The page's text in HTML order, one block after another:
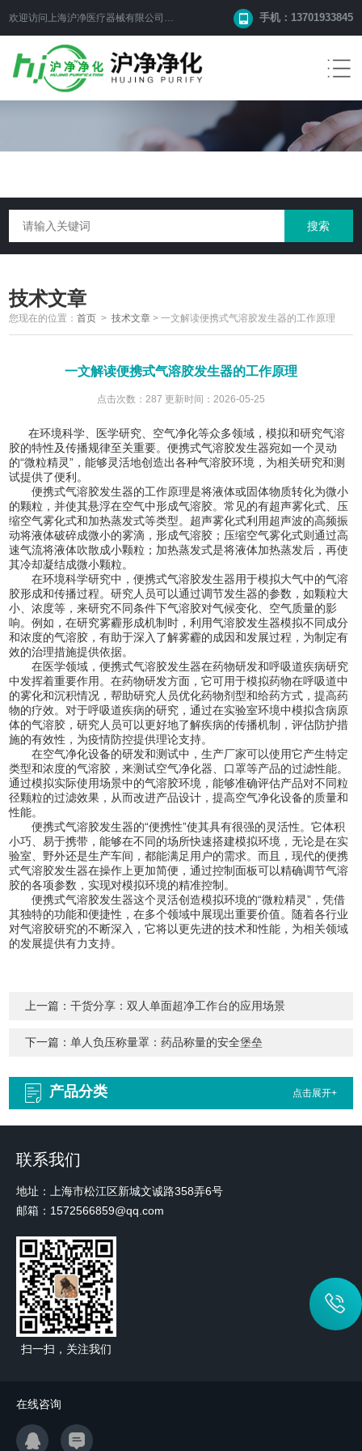
欢迎访问上海沪净医疗器械有限公司网站！ 手机：13701933845
技术文章
您现在的位置：首页 >技术文章 >一文解读便携式气溶胶发生器的工作原理
一文解读便携式气溶胶发生器的工作原理
点击次数：287 更新时间：2026-05-25
在环境科学、医学研究、空气净化等众多领域，模拟和研究气溶
胶的特性及传播规律至关重要。便携式气溶胶发生器宛如一个灵动
的“微粒精灵”，能够灵活地创造出各种气溶胶环境，为相关研究和测
试提供了便利。
便携式气溶胶发生器的工作原理是将液体或固体物质转化为微小
的颗粒，并使其悬浮在空气中形成气溶胶。常见的有超声雾化式、压
缩空气雾化式和加热蒸发式等类型。超声雾化式利用超声波的高频振
动将液体破碎成微小的雾滴，形成气溶胶；压缩空气雾化式则通过高
速气流将液体吹散成小颗粒；加热蒸发式是将液体加热蒸发后，再使
其冷却凝结成微小颗粒。
在环境科学研究中，便携式气溶胶发生器用于模拟大气中的气溶
胶形成和传播过程。研究人员可以通过调节发生器的参数，如颗粒大
小、浓度等，来研究不同条件下气溶胶对气候变化、空气质量的影
响。例如，在研究雾霾形成机制时，利用气溶胶发生器模拟不同成分
和浓度的气溶胶，有助于深入了解雾霾的成因和发展过程，为制定有
效的治理措施提供依据。
在医学领域，便携式气溶胶发生器在药物研发和呼吸道疾病研究
中发挥着重要作用。在药物研发方面，它可用于模拟药物在呼吸道中
的雾化和沉积情况，帮助研究人员优化药物剂型和给药方式，提高药
物的疗效。对于呼吸道疾病的研究，通过在实验室环境中模拟含病原
体的气溶胶，研究人员可以更好地了解疾病的传播机制，评估防护措
施的有效性，为疫情防控提供理论支持。
在空气净化设备的研发和测试中，生产厂家可以使用它产生特定
类型和浓度的气溶胶，来测试空气净化器、口罩等产品的过滤性能。
通过模拟实际使用场景中的气溶胶环境，能够准确评估产品对不同粒
径颗粒的过滤效果，从而改进产品设计，提高空气净化设备的质量和
性能。
便携式气溶胶发生器的“便携性”使其具有很强的灵活性。它体积
小巧、易于携带，能够在不同的场所快速搭建模拟环境，无论是在实
验室、野外还是生产车间，都能满足用户的需求。而且，现代的便携
式气溶胶发生器在操作上更加简便，通过控制面板可以精确调节气溶
胶的各项参数，实现对模拟环境的精准控制。
便携式气溶胶发生器这个灵活创造模拟环境的“微粒精灵”，凭借
其独特的功能和便捷性，在多个领域中展现出重要价值。随着各行业
对气溶胶研究的不断深入，它将以更先进的技术和性能，为相关领域
的发展提供有力支持。
上一篇：干货分享：双人单面超净工作台的应用场景
下一篇：单人负压称量罩：药品称量的安全堡垒
产品分类 点击展开+
联系我们
地址：上海市松江区新城文诚路358弄6号
邮箱：1572566859@qq.com
扫一扫，关注我们
在线咨询